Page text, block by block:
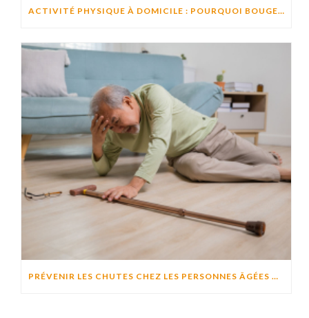
ACTIVITÉ PHYSIQUE À DOMICILE : POURQUOI BOUGER CHAQUE JOUR AIDE À PRÉSERVER L’AUTONOMIE ?
PRÉVENIR LES CHUTES CHEZ LES PERSONNES ÂGÉES À DOMICILE : CAUSES, RISQUES ET SOLUTIONS EFFICACES